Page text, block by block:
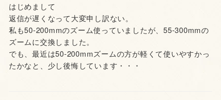
はじめまして
返信が遅くなって大変申し訳ない。
私も50-200mmのズーム使っていましたが、55-300mmの
ズームに交換しました。
でも、最近は50-200mmズームの方が軽くて使いやすかっ
たかなと、少し後悔しています・・・